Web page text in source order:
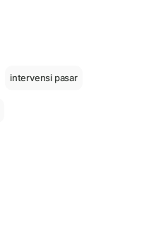
intervensi pasar